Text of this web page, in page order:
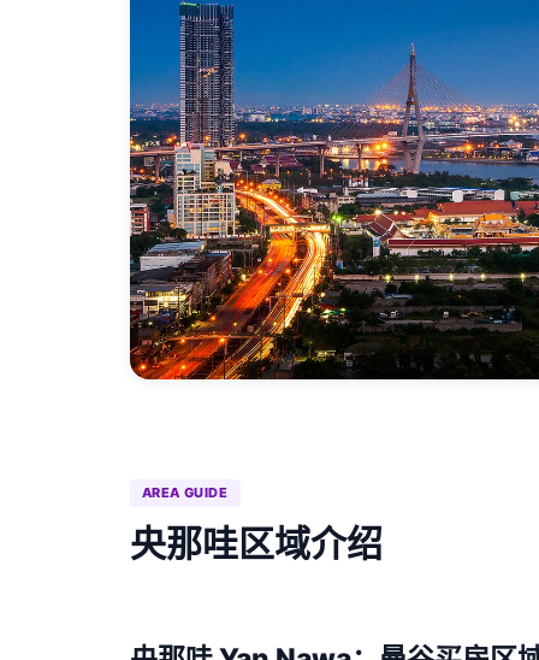
AREA GUIDE
央那哇区域介绍